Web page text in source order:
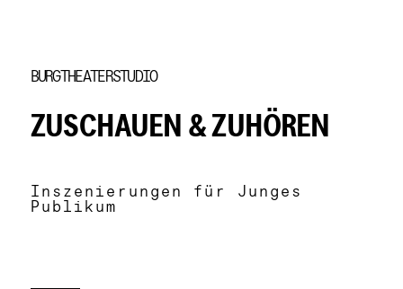
ZUSCHAUEN & ZUHÖREN
BURGTHEATERSTUDIO
Inszenierungen für Junges
Publikum